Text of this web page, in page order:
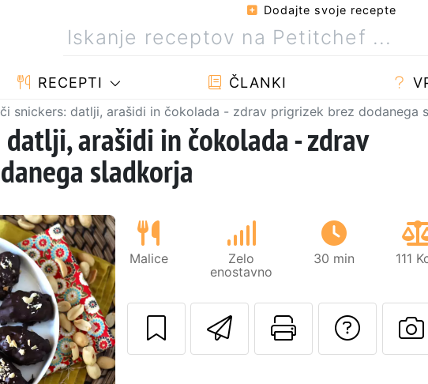
Dodajte svoje recepte
RECEPTI ČLANKI
snickers: datlji, arašidi in čokolada - zdrav prigrizek brez dodanega
arašidi in čokolada - zdrav
sladkorja
Naslednji
Malice
Zelo
enostavno
30 min 111
Pošlji taNatisni to